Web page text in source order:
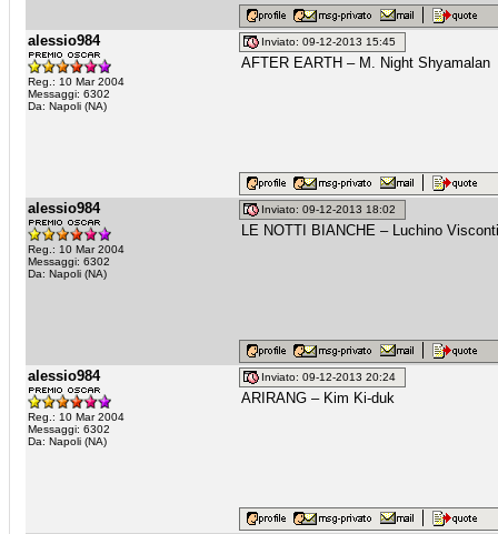
alessio984
Reg.: 10 Mar 2004
Messaggi: 6302
Da: Napoli (NA)
Inviato: 09-12-2013 15:45
AFTER EARTH – M. Night Shyamalan
alessio984
Reg.: 10 Mar 2004
Messaggi: 6302
Da: Napoli (NA)
Inviato: 09-12-2013 18:02
LE NOTTI BIANCHE – Luchino Visconti
alessio984
Reg.: 10 Mar 2004
Messaggi: 6302
Da: Napoli (NA)
Inviato: 09-12-2013 20:24
ARIRANG – Kim Ki-duk